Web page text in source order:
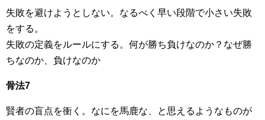
失敗を避けようとしない。なるべく早い段階で小さい失敗
をする。
失敗の定義をルールにする。何が勝ち負けなのか？なぜ勝
ちなのか、負けなのか
骨法7
賢者の盲点を衝く。なにを馬鹿な、と思えるようなものが